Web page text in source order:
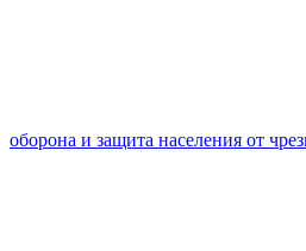
оборона и защита населения от